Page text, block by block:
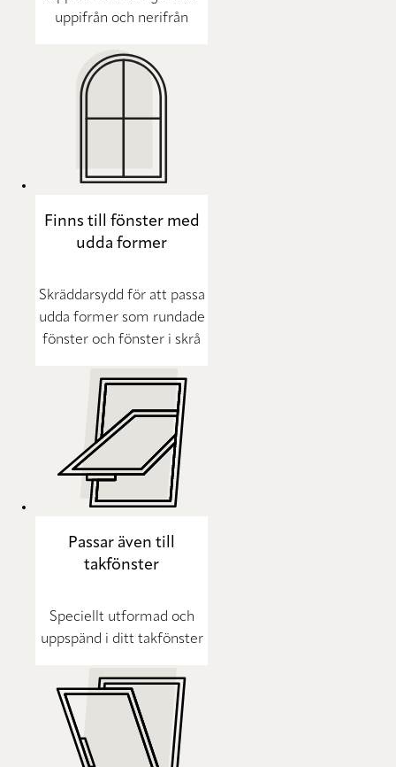
uppifrån och nerifrån
Finns till fönster med
udda former
Skräddarsydd för att passa
udda former som rundade
fönster och fönster i skrå
Passar även till
takfönster
Speciellt utformad och
uppspänd i ditt takfönster